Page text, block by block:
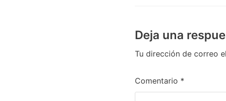
Deja una
Tu dirección de correo
Comentario *